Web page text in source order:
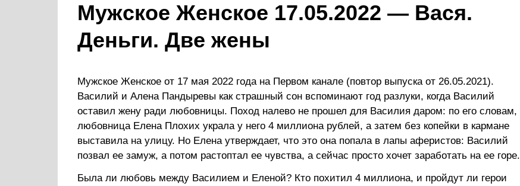
Мужское Женское 17.05.2022 — Вася.
Деньги. Две жены
Мужское Женское от 17 мая 2022 года на Первом канале (повтор выпуска от 26.05.2021).
Василий и Алена Пандыревы как страшный сон вспоминают год разлуки, когда Василий
оставил жену ради любовницы. Поход налево не прошел для Василия даром: по его словам,
любовница Елена Плохих украла у него 4 миллиона рублей, а затем без копейки в кармане
выставила на улицу. Но Елена утверждает, что это она попала в лапы аферистов: Василий
позвал ее замуж, а потом растоптал ее чувства, а сейчас просто хочет заработать на ее горе.
Была ли любовь между Василием и Еленой? Кто похитил 4 миллиона, и пройдут ли герои